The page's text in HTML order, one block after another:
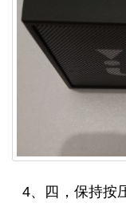
4、四，保持按